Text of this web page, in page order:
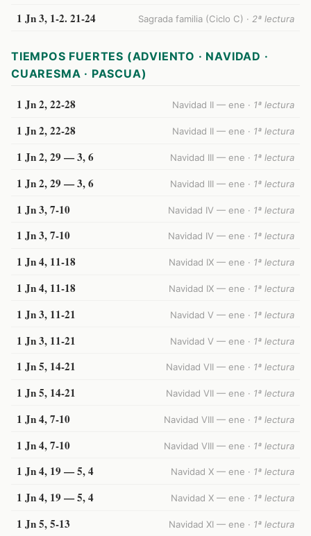
1 Jn 3, 1-2. 21-24 Sagrada familia (Ciclo C) · 2ª lectura
TIEMPOS FUERTES (ADVIENTO · NAVIDAD ·
CUARESMA · PASCUA)
1 Jn 2, 22-28 Navidad II — ene · 1ª lectura
1 Jn 2, 22-28 Navidad II — ene · 1ª lectura
1 Jn 2, 29 — 3, 6 Navidad III — ene · 1ª lectura
1 Jn 2, 29 — 3, 6 Navidad III — ene · 1ª lectura
1 Jn 3, 7-10 Navidad IV — ene · 1ª lectura
1 Jn 3, 7-10 Navidad IV — ene · 1ª lectura
1 Jn 4, 11-18 Navidad IX — ene · 1ª lectura
1 Jn 4, 11-18 Navidad IX — ene · 1ª lectura
1 Jn 3, 11-21 Navidad V — ene · 1ª lectura
1 Jn 3, 11-21 Navidad V — ene · 1ª lectura
1 Jn 5, 14-21 Navidad VII — ene · 1ª lectura
1 Jn 5, 14-21 Navidad VII — ene · 1ª lectura
1 Jn 4, 7-10 Navidad VIII — ene · 1ª lectura
1 Jn 4, 7-10 Navidad VIII — ene · 1ª lectura
1 Jn 4, 19 — 5, 4 Navidad X — ene · 1ª lectura
1 Jn 4, 19 — 5, 4 Navidad X — ene · 1ª lectura
1 Jn 5, 5-13 Navidad XI — ene · 1ª lectura